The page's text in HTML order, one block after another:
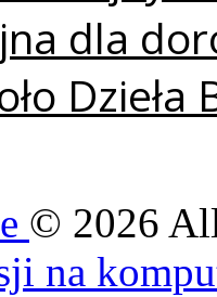
dla
© 2026
na